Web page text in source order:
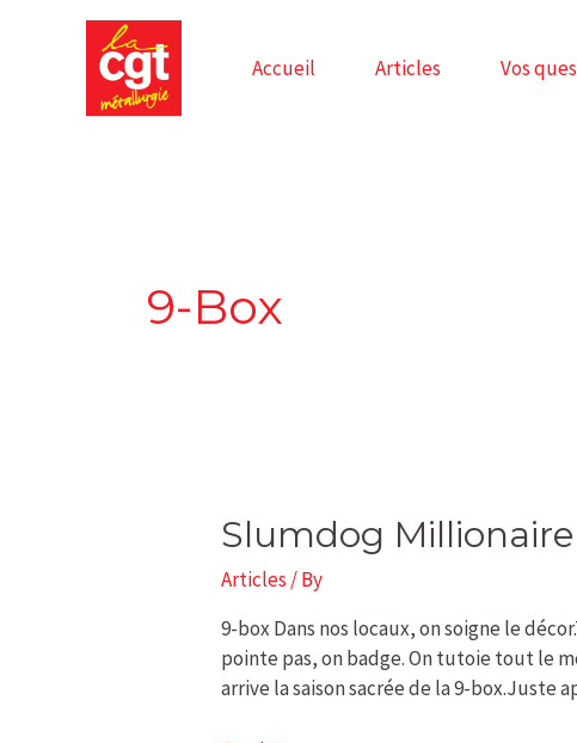
Accueil Articles Vos
9-Box
Slumdog Millionaire
Articles / By
9-box Dans nos locaux, on soigne le
pointe pas, on badge. On tutoie tout le
arrive la saison sacrée de la 9-box.Juste
Slumdog
Millionaire